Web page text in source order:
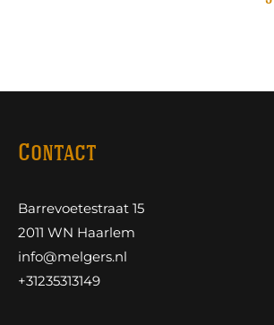
Contact
Barrevoetestraat 15
2011 WN Haarlem
info@melgers.nl
+31235313149